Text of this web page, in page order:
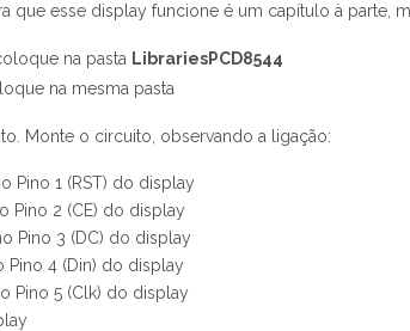
que esse display funcione é um capítulo à parte,
na pasta LibrariesPCD8544
na mesma pasta
Monte o circuito, observando a ligação:
Pino 1 (RST) do display
Pino 2 (CE) do display
Pino 3 (DC) do display
Pino 4 (Din) do display
Pino 5 (Clk) do display